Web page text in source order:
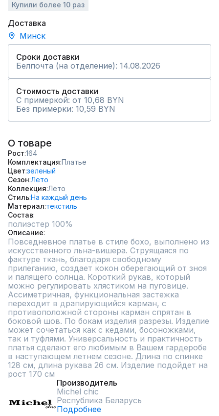
Купили более 10 раз
Доставка
Минск
Сроки доставки
Белпочта (на отделение): 14.08.2026
Стоимость доставки
С примеркой: от 10,68 BYN
Без примерки: 10,59 BYN
О товаре
Рост 164
Комплектация Платье
Цвет зеленый
Сезон Лето
Коллекция Лето
СтильНа каждый день
Материал текстиль
Состав
полиэстер 100%
Описание
Повседневное платье в стиле бохо, выполнено из
искусственного льна-вишера. Струящаяся по
фактуре ткань, благодаря свободному
прилеганию, создает кокон оберегающий от зноя
и палящего солнца. Короткий рукав, который
можно регулировать хлястиком на пуговице.
Ассиметричная, функциональная застежка
переходит в драпирующийся карман, с
противоположной стороны карман спрятан в
боковой шов. По бокам изделия разрезы. Изделие
может сочетаться как с кедами, босоножками,
так и туфлями. Универсальность и практичность
платья сделают его любимым в Вашем гардеробе
в наступающем летнем сезоне. Длина по спинке
128 см, длина рукава 26 см. Изделие подойдет на
рост 170 см
Производитель
Michel chic
Республика Беларусь
Подробнее